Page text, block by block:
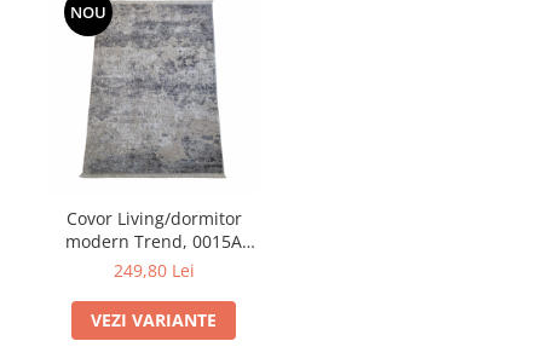
NOU
Covor Living/dormitor
modern Trend, 0015A
Gri/Gri inchis, 120 x 170
249,80 Lei
VEZI VARIANTE